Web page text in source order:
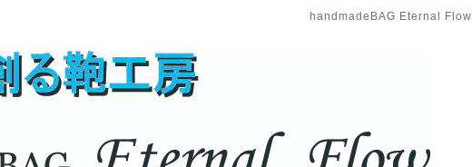
handmadeBAG Eternal Flow